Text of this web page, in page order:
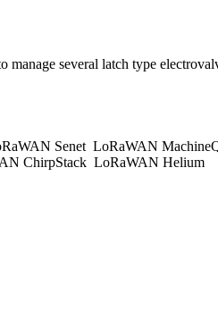
manage several latch type
Senet LoRaWAN
ChirpStack LoRaWAN Helium